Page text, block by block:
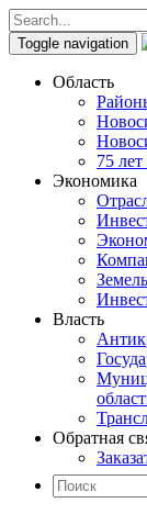
Toggle navigation
Область
75
Экономика
Власть
Обратная